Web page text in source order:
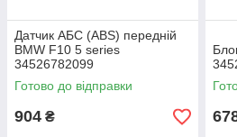
Датчик АБС (ABS) передній
BMW F10 5 series
34526782099
Готово до відправки
904 ₴